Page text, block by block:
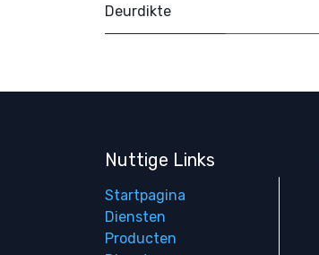
Deurdikte
Nuttige Links
Startpagina
Diensten
Producten